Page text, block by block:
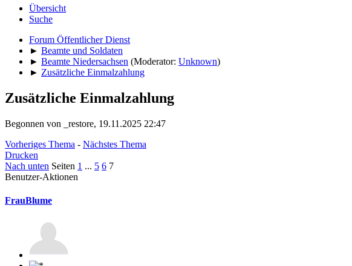
Übersicht
Suche
Forum Öffentlicher Dienst
► Beamte und Soldaten
► Beamte Niedersachsen (Moderator: Unknown)
► Zusätzliche Einmalzahlung
Zusätzliche Einmalzahlung
Begonnen von _restore, 19.11.2025 22:47
Vorheriges Thema - Nächstes Thema
Drucken
Nach unten Seiten 1 ... 5 6 7
Benutzer-Aktionen
FrauBlume